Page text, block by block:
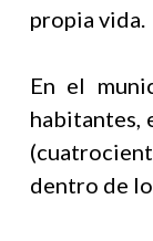
propia vida.
En el
habitantes,
dentro de